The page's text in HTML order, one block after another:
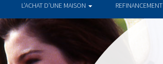
L’ACHAT D’UNE MAISON REFINANCEMENT